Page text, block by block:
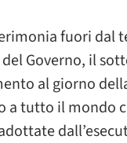
fuori dal
Governo, il
al giorno
tutto il mondo